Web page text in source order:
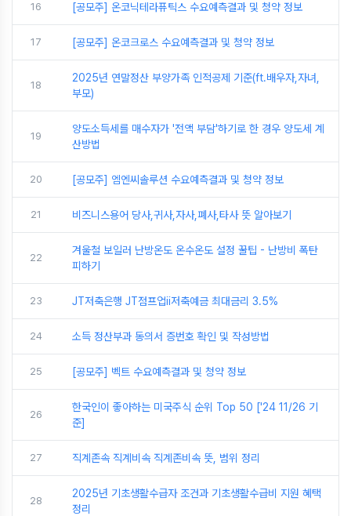
16 [공모주] 온코닉테라퓨틱스 수요예측결과 및 청약 정보
17 [공모주] 온코크로스 수요예측결과 및 청약 정보
18
2025년 연말정산 부양가족 인적공제 기준(ft.배우자,자녀,
부모)
19
양도소득세를 매수자가 '전액 부담'하기로 한 경우 양도세 계
산방법
20 [공모주] 엠엔씨솔루션 수요예측결과 및 청약 정보
21 비즈니스용어 당사,귀사,자사,폐사,타사 뜻 알아보기
22
겨울철 보일러 난방온도 온수온도 설정 꿀팁 - 난방비 폭탄
피하기
23 JT저축은행 JT점프업ii저축예금 최대금리 3.5%
24 소득 정산부과 동의서 증번호 확인 및 작성방법
25 [공모주] 벡트 수요예측결과 및 청약 정보
26
한국인이 좋아하는 미국주식 순위 Top 50 ['24 11/26 기
준]
27 직계존속 직계비속 직계존비속 뜻, 범위 정리
28
2025년 기초생활수급자 조건과 기초생활수급비 지원 혜택
정리